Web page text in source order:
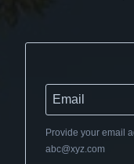
Provide your email
abc@xyz.com